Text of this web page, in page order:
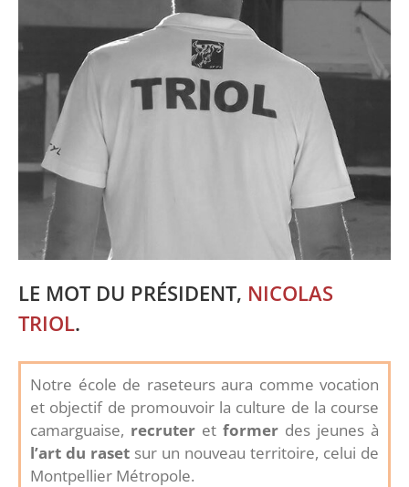
LE MOT DU PRÉSIDENT, NICOLAS
TRIOL.
Notre école de raseteurs aura comme vocation
et objectif de promouvoir la culture de la course
camarguaise, recruter et former des jeunes à
l’art du raset sur un nouveau territoire, celui de
Montpellier Métropole.